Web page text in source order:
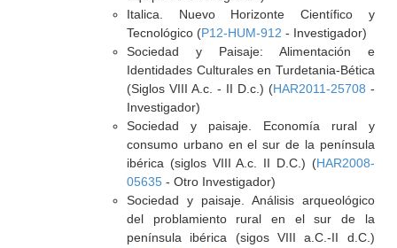
Italica. Nuevo Horizonte Científico y
Tecnológico (P12-HUM-912 - Investigador)
Sociedad y Paisaje: Alimentación e
Identidades Culturales en Turdetania-Bética
(Siglos VIII A.c. - II D.c.) (HAR2011-25708 -
Investigador)
Sociedad y paisaje. Economía rural y
consumo urbano en el sur de la península
ibérica (siglos VIII A.c. II D.C.) (HAR2008-
05635- Otro Investigador)
Sociedad y paisaje. Análisis arqueológico
del problamiento rural en el sur de la
península ibérica (sigos VIII a.C.-II d.C.)